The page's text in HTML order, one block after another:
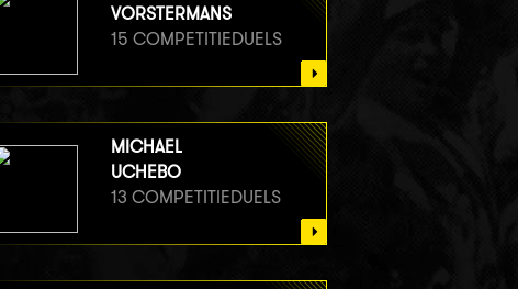
VORSTERMANS
15 COMPETITIEDUELS
MICHAEL
UCHEBO
13 COMPETITIEDUELS